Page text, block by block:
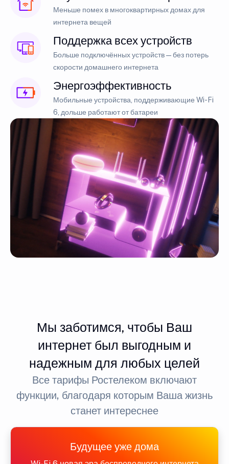
Меньше помех в многоквартирных домах для
интернета вещей
Поддержка всех устройств
Больше подключённых устройств — без потерь
скорости домашнего интернета
Энергоэффективность
Мобильные устройства, поддерживающие Wi-Fi
6, дольше работают от батареи
Мы заботимся, чтобы Ваш
интернет был выгодным и
надежным для любых целей
Все тарифы Ростелеком включают
функции, благодаря которым Ваша жизнь
станет интереснее
Будущее уже дома